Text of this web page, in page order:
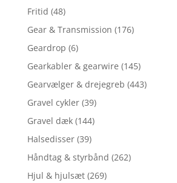
Fritid (48)
Gear & Transmission (176)
Geardrop (6)
Gearkabler & gearwire (145)
Gearvælger & drejegreb (443)
Gravel cykler (39)
Gravel dæk (144)
Halsedisser (39)
Håndtag & styrbånd (262)
Hjul & hjulsæt (269)